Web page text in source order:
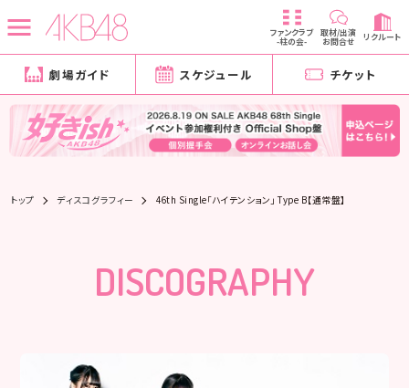
ファンクラブ
-柱の会-
取材/出演
お問合せ リクルート
劇場ガイド スケジュール チケット
トップ ディスコグラフィー 46th Single「ハイテンション」 Type B【通常盤】
DISCOGRAPHY